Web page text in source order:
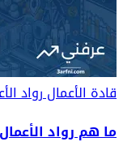
قادة الأعمالرواد
ما هم رواد الأعمال